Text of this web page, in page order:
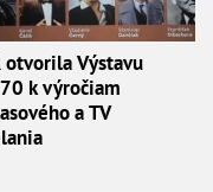
otvorila Výstavu
k výročiam
a TV